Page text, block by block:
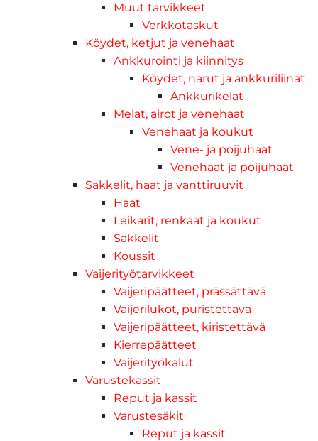
Muut tarvikkeet
Verkkotaskut
Köydet, ketjut ja venehaat
Ankkurointi ja kiinnitys
Köydet, narut ja ankkuriliinat
Ankkurikelat
Melat, airot ja venehaat
Venehaat ja koukut
Vene- ja poijuhaat
Venehaat ja poijuhaat
Sakkelit, haat ja vanttiruuvit
Haat
Leikarit, renkaat ja koukut
Sakkelit
Koussit
Vaijerityötarvikkeet
Vaijeripäätteet, prässättävä
Vaijerilukot, puristettava
Vaijeripäätteet, kiristettävä
Kierrepäätteet
Vaijerityökalut
Varustekassit
Reput ja kassit
Varustesäkit
Reput ja kassit